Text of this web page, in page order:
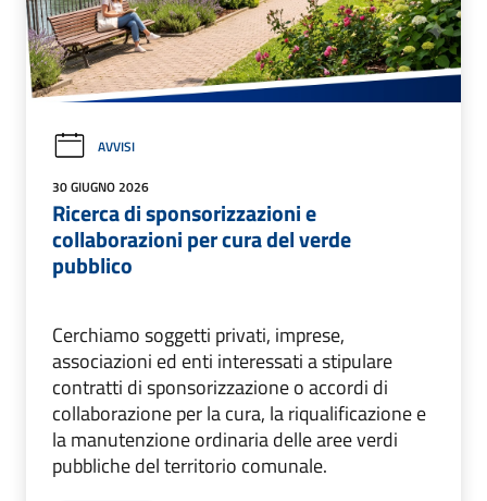
AVVISI
30 GIUGNO 2026
Ricerca di sponsorizzazioni e
collaborazioni per cura del verde
pubblico
Cerchiamo soggetti privati, imprese,
associazioni ed enti interessati a stipulare
contratti di sponsorizzazione o accordi di
collaborazione per la cura, la riqualificazione e
la manutenzione ordinaria delle aree verdi
pubbliche del territorio comunale.